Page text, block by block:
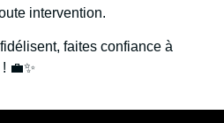
intervention.
faites confiance à
💼✨